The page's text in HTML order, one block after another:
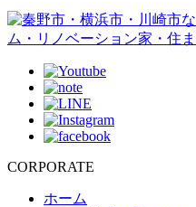
CORPORATE
ホーム